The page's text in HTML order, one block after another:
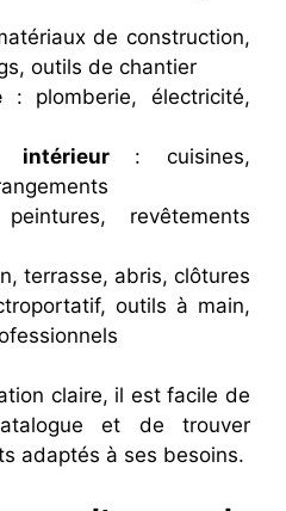
de construction,
outils de chantier
: plomberie, électricité,
intérieur: cuisines,
revêtements
terrasse, abris, clôtures
outils à main,
claire, il est facile de
et de trouver
adaptés à ses besoins.